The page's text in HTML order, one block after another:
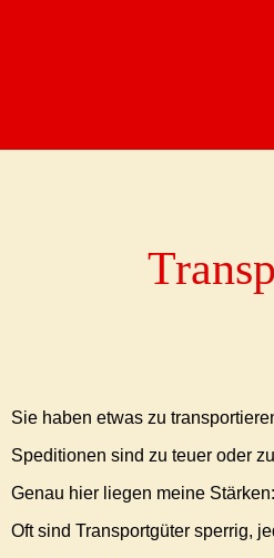
Sie haben etwas zu
Speditionen sind zu teuer oder
Genau hier liegen meine Stärken:
Oft sind Transportgüter sperrig,